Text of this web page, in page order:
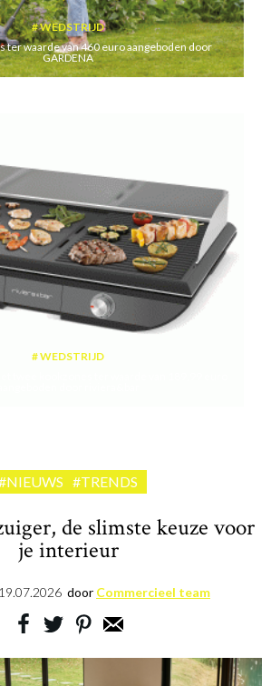
WEDSTRIJD
ter waarde van 460 euro aangeboden door
GARDENA
WEDSTRIJD
#TRENDS
de slimste keuze voor
je interieur
19.07.2026 door Commercieel team